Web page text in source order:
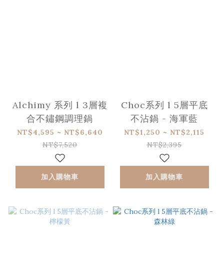
Alchimy 系列 l 3層複
合不鏽鋼調理鍋
NT$4,595 ~ NT$6,640
NT$7,520
加入購物車
Choc系列 l 5層平底
不沾鍋 - 海軍藍
NT$1,250 ~ NT$2,115
NT$2,395
加入購物車